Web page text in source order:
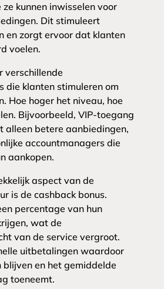
kunnen inwisselen voor
Dit stimuleert
en zorgt ervoor dat klanten
voelen.
verschillende
die klanten stimuleren om
Hoe hoger het niveau, hoe
Bijvoorbeeld, VIP-toegang
alleen betere aanbiedingen,
accountmanagers die
aankopen.
aspect van de
is de cashback bonus.
percentage van hun
wat de
van de service vergroot.
uitbetalingen waardoor
en het gemiddelde
toeneemt.